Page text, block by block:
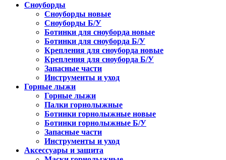
Сноуборды
Сноуборды новые
Сноуборды Б/У
Ботинки для сноуборда новые
Ботинки для сноуборда Б/У
Крепления для сноуборда новые
Крепления для сноуборда Б/У
Запасные части
Инструменты и уход
Горные лыжи
Горные лыжи
Палки горнолыжные
Ботинки горнолыжные новые
Ботинки горнолыжные Б/У
Запасные части
Инструменты и уход
Аксессуары и защита